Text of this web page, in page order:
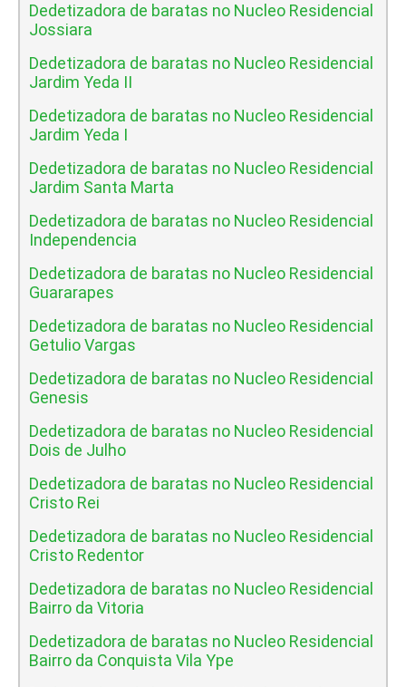
Dedetizadora de baratas no Nucleo Residencial
Jossiara
Dedetizadora de baratas no Nucleo Residencial
Jardim Yeda II
Dedetizadora de baratas no Nucleo Residencial
Jardim Yeda I
Dedetizadora de baratas no Nucleo Residencial
Jardim Santa Marta
Dedetizadora de baratas no Nucleo Residencial
Independencia
Dedetizadora de baratas no Nucleo Residencial
Guararapes
Dedetizadora de baratas no Nucleo Residencial
Getulio Vargas
Dedetizadora de baratas no Nucleo Residencial
Genesis
Dedetizadora de baratas no Nucleo Residencial
Dois de Julho
Dedetizadora de baratas no Nucleo Residencial
Cristo Rei
Dedetizadora de baratas no Nucleo Residencial
Cristo Redentor
Dedetizadora de baratas no Nucleo Residencial
Bairro da Vitoria
Dedetizadora de baratas no Nucleo Residencial
Bairro da Conquista Vila Ype